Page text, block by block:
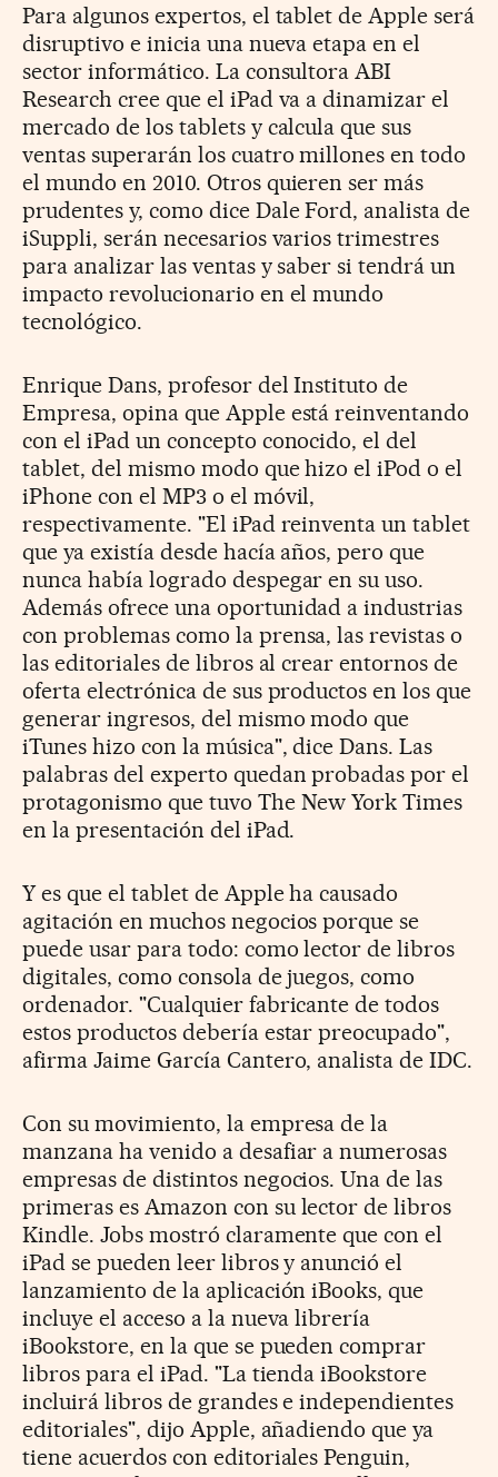
Para algunos expertos, el tablet de Apple será
disruptivo e inicia una nueva etapa en el
sector informático. La consultora ABI
Research cree que el iPad va a dinamizar el
mercado de los tablets y calcula que sus
ventas superarán los cuatro millones en todo
el mundo en 2010. Otros quieren ser más
prudentes y, como dice Dale Ford, analista de
iSuppli, serán necesarios varios trimestres
para analizar las ventas y saber si tendrá un
impacto revolucionario en el mundo
tecnológico.
Enrique Dans, profesor del Instituto de
Empresa, opina que Apple está reinventando
con el iPad un concepto conocido, el del
tablet, del mismo modo que hizo el iPod o el
iPhone con el MP3 o el móvil,
respectivamente. "El iPad reinventa un tablet
que ya existía desde hacía años, pero que
nunca había logrado despegar en su uso.
Además ofrece una oportunidad a industrias
con problemas como la prensa, las revistas o
las editoriales de libros al crear entornos de
oferta electrónica de sus productos en los que
generar ingresos, del mismo modo que
iTunes hizo con la música", dice Dans. Las
palabras del experto quedan probadas por el
protagonismo que tuvo The New York Times
en la presentación del iPad.
Y es que el tablet de Apple ha causado
agitación en muchos negocios porque se
puede usar para todo: como lector de libros
digitales, como consola de juegos, como
ordenador. "Cualquier fabricante de todos
estos productos debería estar preocupado",
afirma Jaime García Cantero, analista de IDC.
Con su movimiento, la empresa de la
manzana ha venido a desafiar a numerosas
empresas de distintos negocios. Una de las
primeras es Amazon con su lector de libros
Kindle. Jobs mostró claramente que con el
iPad se pueden leer libros y anunció el
lanzamiento de la aplicación iBooks, que
incluye el acceso a la nueva librería
iBookstore, en la que se pueden comprar
libros para el iPad. "La tienda iBookstore
incluirá libros de grandes e independientes
editoriales", dijo Apple, añadiendo que ya
tiene acuerdos con editoriales Penguin,